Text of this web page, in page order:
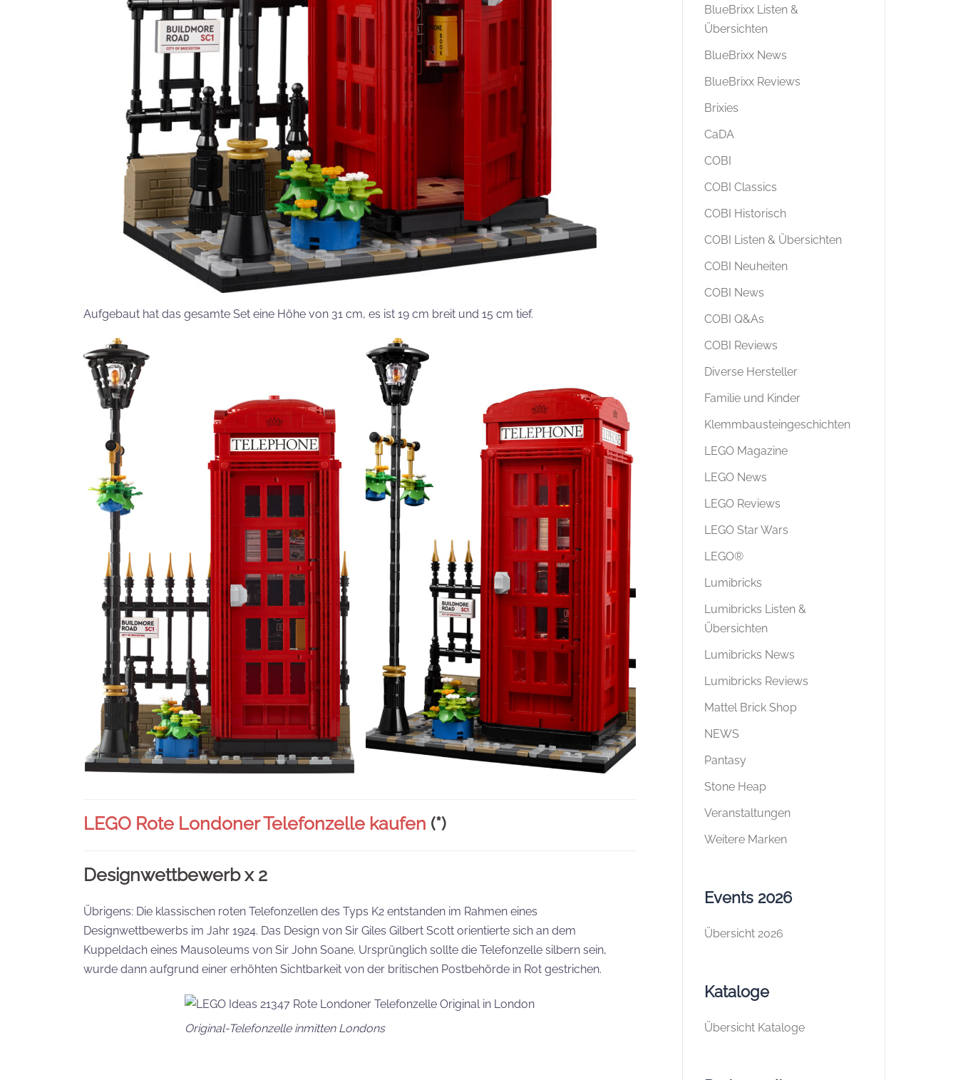
Aufgebaut hat das gesamte Set eine Höhe von 31 cm, es ist 19 cm breit und 15 cm tief.
LEGO Rote Londoner Telefonzelle kaufen (*)
Designwettbewerb x 2
Übrigens: Die klassischen roten Telefonzellen des Typs K2 entstanden im Rahmen eines
Designwettbewerbs im Jahr 1924. Das Design von Sir Giles Gilbert Scott orientierte sich an dem
Kuppeldach eines Mausoleums von Sir John Soane. Ursprünglich sollte die Telefonzelle silbern sein,
wurde dann aufgrund einer erhöhten Sichtbarkeit von der britischen Postbehörde in Rot gestrichen.
Original-Telefonzelle inmitten Londons
BlueBrixx Listen &
Übersichten
BlueBrixx News
BlueBrixx Reviews
Brixies
CaDA
COBI
COBI Classics
COBI Historisch
COBI Listen & Übersichten
COBI Neuheiten
COBI News
COBI Q&As
COBI Reviews
Diverse Hersteller
Familie und Kinder
Klemmbausteingeschichten
LEGO Magazine
LEGO News
LEGO Reviews
LEGO Star Wars
LEGO®
Lumibricks
Lumibricks Listen &
Übersichten
Lumibricks News
Lumibricks Reviews
Mattel Brick Shop
NEWS
Pantasy
Stone Heap
Veranstaltungen
Weitere Marken
Events 2026
Übersicht 2026
Kataloge
Übersicht Kataloge